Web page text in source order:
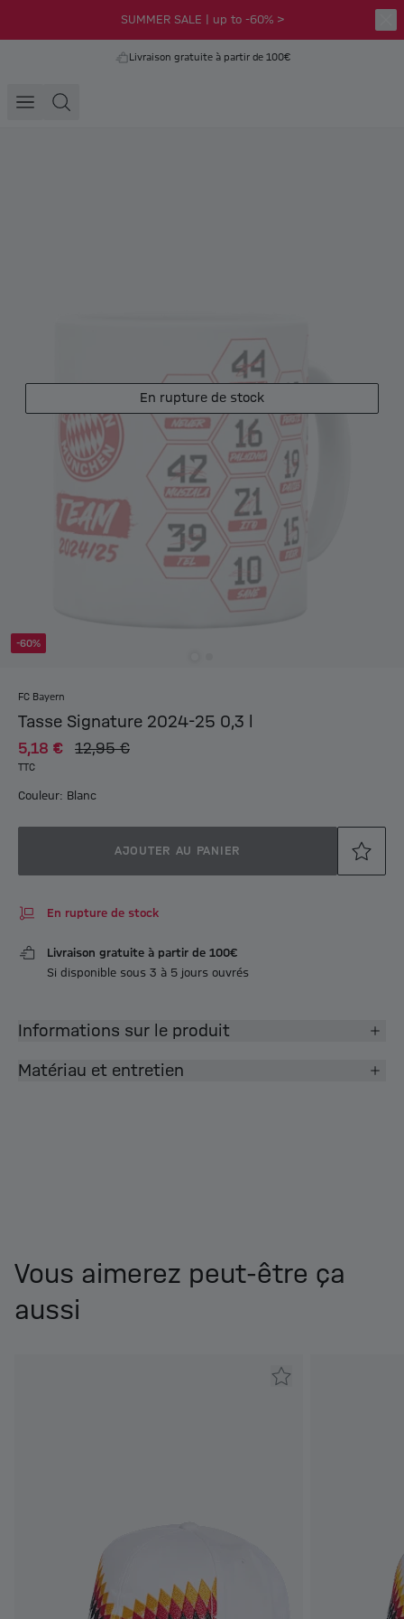
SUMMER SALE | up to -60% >
Livraison gratuite à partir de 100€
-60%
En rupture de stock
FC Bayern
Tasse Signature 2024-25 0,3 l
5,18 € 12,95 €
TTC
Couleur: Blanc
AJOUTER AU PANIER
En rupture de stock
Livraison gratuite à partir de 100€
Si disponible sous 3 à 5 jours ouvrés
Informations sur le produit
Matériau et entretien
Vous aimerez peut-être ça
aussi